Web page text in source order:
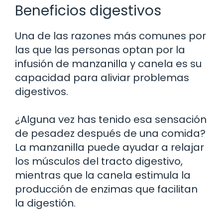
Beneficios digestivos
Una de las razones más comunes por
las que las personas optan por la
infusión de manzanilla y canela es su
capacidad para aliviar problemas
digestivos.
¿Alguna vez has tenido esa sensación
de pesadez después de una comida?
La manzanilla puede ayudar a relajar
los músculos del tracto digestivo,
mientras que la canela estimula la
producción de enzimas que facilitan
la digestión.